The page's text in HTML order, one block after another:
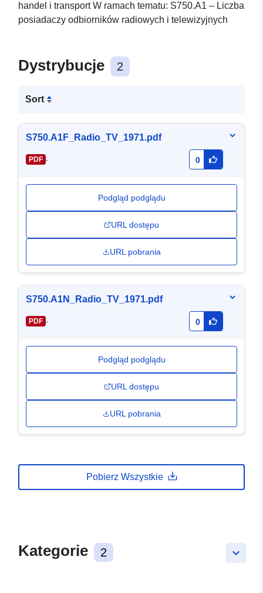
handel i transport W ramach tematu: S750.A1 – Liczba
posiadaczy odbiorników radiowych i telewizyjnych
Dystrybucje 2
Sort
S750.A1F_Radio_TV_1971.pdf
PDF - 0
Podgląd podglądu
URL dostępu
URL pobrania
S750.A1N_Radio_TV_1971.pdf
PDF - 0
Podgląd podglądu
URL dostępu
URL pobrania
Pobierz Wszystkie
keyboard_arrow_down
Kategorie 2